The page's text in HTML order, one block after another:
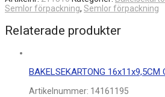
Semlor förpackning, Semlor förpackning
Relaterade produkter
BAKELSEKARTONG
Artikelnummer: 14161195